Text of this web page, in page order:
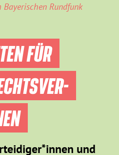
Rundfunk
FÜR
und